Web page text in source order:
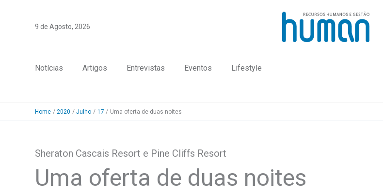
9 de Agosto, 2026
Notícias Artigos Entrevistas Eventos Lifestyle
Home 2020 Julho 17 Uma oferta de duas noites
Sheraton Cascais Resort e Pine Cliffs Resort
Uma oferta de duas noites